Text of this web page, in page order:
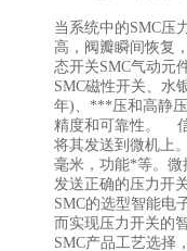
当系统中的SMC压
高，阀瓣瞬间恢复
态开关SMC气动元
SMC磁性开关、水
年)、***压和高静
精度和可靠性。 信
将其发送到微机上
毫米，功能*等。微
发送正确的压力开
SMC的选型智能电
而实现压力开关
SMC产品工艺选择